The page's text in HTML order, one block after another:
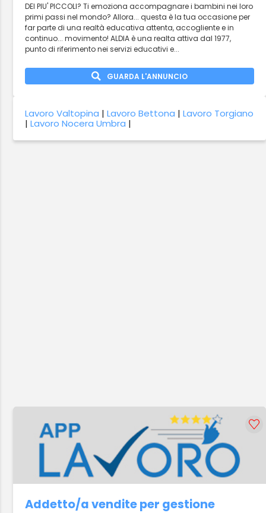
DEI PIU' PICCOLI? Ti emoziona accompagnare i bambini nei loro
primi passi nel mondo? Allora... questa è la tua occasione per
far parte di una realtà educativa attenta, accogliente e in
continuo... movimento! ALDIA è una realta attiva dal 1977,
punto di riferimento nei servizi educativi e...
GUARDA L'ANNUNCIO
Lavoro Valtopina |Lavoro Bettona |Lavoro Torgiano
|Lavoro Nocera Umbra |
Addetto/a vendite per gestione